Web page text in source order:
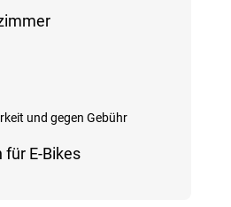
und gegen Gebühr
E-Bikes